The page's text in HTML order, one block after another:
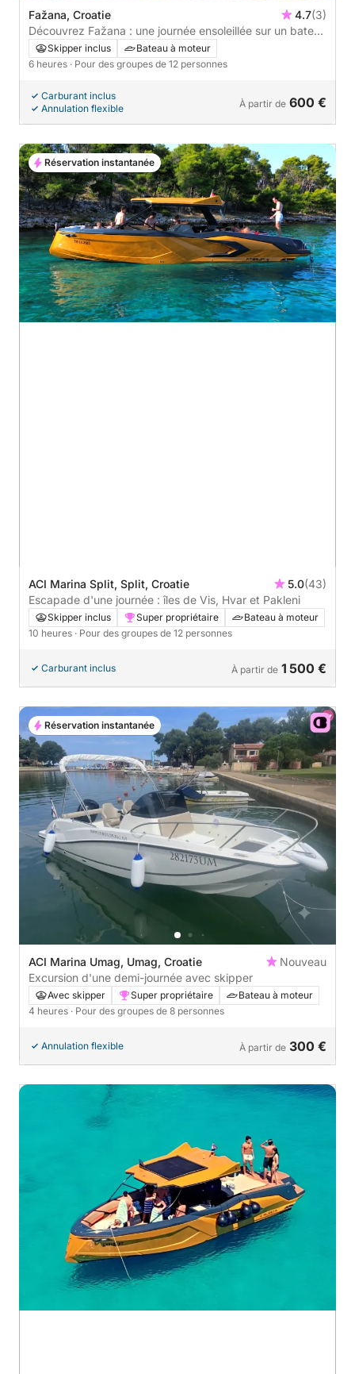
Fažana, Croatie 4.7(3)
Découvrez Fažana : une journée ensoleillée sur un bateau
à moteur
Skipper inclus
Bateau à moteur
6 heures · Pour des groupes de 12 personnes
Carburant inclus
Annulation flexible
À partir de 600 €
ACI Marina Split, Split, Croatie 5.0(43)
Escapade d'une journée : îles de Vis, Hvar et Pakleni
Skipper inclus Super propriétaire
Bateau à moteur
10 heures · Pour des groupes de 12 personnes
Carburant inclus À partir de 1 500 €
Réservation instantanée
ACI Marina Umag, Umag, Croatie
Nouveau
Excursion d'une demi-journée avec skipper
Avec skipper Super propriétaire
Bateau à moteur
4 heures · Pour des groupes de 8 personnes
Annulation flexible À partir de 300 €
Réservation instantanée